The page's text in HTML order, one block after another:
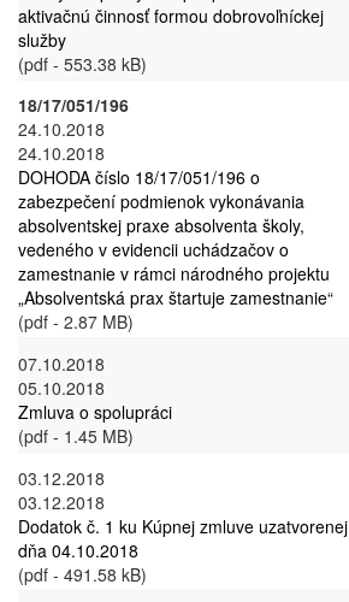
aktivačnú činnosť formou dobrovoľníckej
služby
(pdf - 553.38 kB)
18/17/051/196
24.10.2018
24.10.2018
DOHODA číslo 18/17/051/196 o
zabezpečení podmienok vykonávania
absolventskej praxe absolventa školy,
vedeného v evidencii uchádzačov o
zamestnanie v rámci národného projektu
„Absolventská prax štartuje zamestnanie“
(pdf - 2.87 MB)
07.10.2018
05.10.2018
Zmluva o spolupráci
(pdf - 1.45 MB)
03.12.2018
03.12.2018
Dodatok č. 1 ku Kúpnej zmluve uzatvorenej
dňa 04.10.2018
(pdf - 491.58 kB)